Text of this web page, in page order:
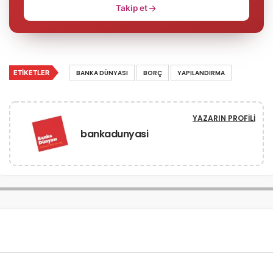
Takip et
ETIKETLER BANKA DÜNYASI BORÇ YAPILANDIRMA
bankadunyasi
YAZARIN PROFILI